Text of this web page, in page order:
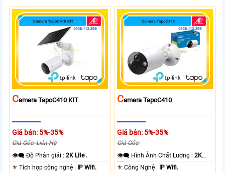
CAmera TapoC410 KIT
Giá bán: 5%-35%
Giá Gốc: Liên Hệ
👁️‍🗨 Độ Phân giải :2K Lite .
⚜️ Tích hợp công nghệ :
IP Wifi.
CAmera TapoC410
Giá bán: 5%-35%
Giá Gốc:
👁️‍🗨 Hình Ành Chất Lượng :2K
Lite .
⚜️ Công Nghệ :
IP Wifi.